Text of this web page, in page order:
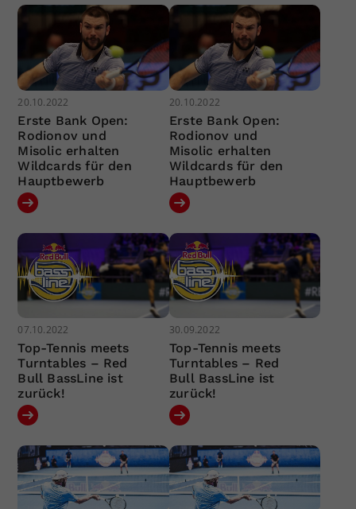
20.10.2022
Erste Bank Open:
Rodionov und
Misolic erhalten
Wildcards für den
Hauptbewerb
20.10.2022
Erste Bank Open:
Rodionov und
Misolic erhalten
Wildcards für den
Hauptbewerb
07.10.2022
Top-Tennis meets
Turntables – Red
Bull BassLine ist
zurück!
30.09.2022
Top-Tennis meets
Turntables – Red
Bull BassLine ist
zurück!